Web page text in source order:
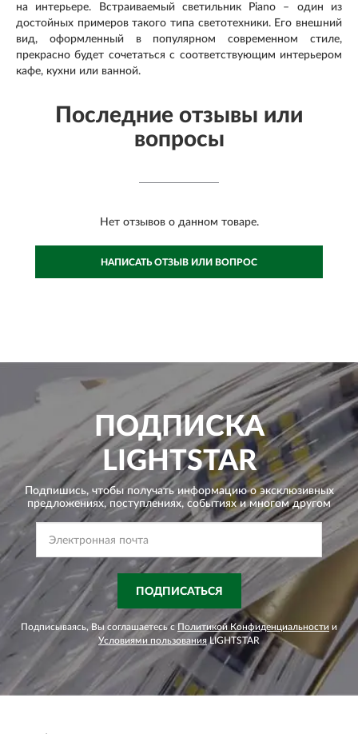
на интерьере. Встраиваемый светильник Piano – один из
достойных примеров такого типа светотехники. Его внешний
вид, оформленный в популярном современном стиле,
прекрасно будет сочетаться с соответствующим интерьером
кафе, кухни или ванной.
Последние отзывы или
вопросы
Нет отзывов о данном товаре.
НАПИСАТЬ ОТЗЫВ ИЛИ ВОПРОС
ПОДПИСКА
LIGHTSTAR
Подпишись, чтобы получать информацию о эксклюзивных
предложениях, поступлениях, событиях и многом другом
ПОДПИСАТЬСЯ
Подписываясь, Вы соглашаетесь с Политикой Конфиденциальности и
Условиями пользованияLIGHTSTAR